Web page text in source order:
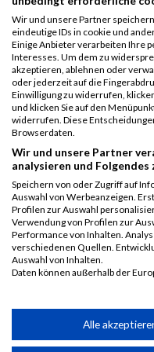
B2Run
Dillingen
Einzelwertung
männlich
1513
B2Run
Dillingen
Teamwertung
männlich
1513
B2Run
Dillingen
Teamwertung
mixed
1513
B2Run
Karlsruhe
B2RUN Karlsruhe
2848
Wir und unsere Partner
eindeutige IDs in cookie und
Einige Anbieter verarbeiten Ihre
Interesses. Um dem zu
akzeptieren, ablehnen oder
oder jederzeit auf die
Einwilligung zu widerrufen,
und klicken Sie auf den
widerrufen. Diese
Browserdaten.
Wir und unsere Partner
analysieren und Folgendes
Speichern von oder Zugriff auf
Auswahl von Werbeanzeigen.
Profilen zur Auswahl
Verwendung von Profilen zur
Performance von Inhalten.
verschiedenen Quellen.
Auswahl von Inhalten.
Daten können außerhalb der
Partnerliste anzeigen (1
Wir nutzen Ihre Daten für
Alle